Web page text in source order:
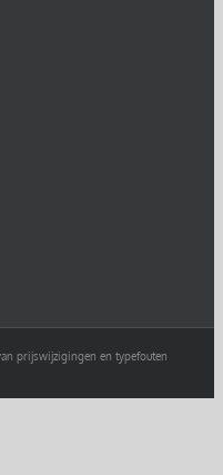
prijswijzigingen en typefouten